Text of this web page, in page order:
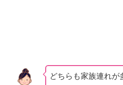
どちらも家族連れが